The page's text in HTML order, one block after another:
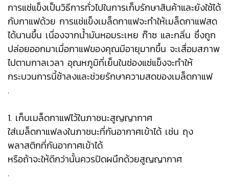
การแช่แข็งเป็นวิธีการทั่วไปในการเก็บรักษาสินค้าและยังใช้ได้
กับกาแฟด้วย การแช่แข็งเมล็ดกาแฟจะทำให้เมล็ดกาแฟสด
ได้นานขึ้น เนื่องจากน้ำมันหอมระเหย ก๊าซ และกลิ่น ซึ่งถูก
ปล่อยออกมาเมื่อกาแฟของคุณมีอายุมากขึ้น จะเสื่อมสภาพ
ไปตามกาลเวลา อุณหภูมิที่เย็นในช่องแช่แข็งจะทำให้
กระบวนการนี้ช้าลงและช่วยรักษาความสดของเมล็ดกาแฟ
.
1. เก็บเมล็ดกาแฟไว้ในภาชนะสูญญากาศ
ใส่เมล็ดกาแฟลงในภาชนะที่กันอากาศเข้าได้ เช่น ถุง
พลาสติกที่กันอากาศเข้าได้
หรือถ้าจะให้ดีกว่านั้นควรปิดผนึกด้วยสูญญากาศ
.